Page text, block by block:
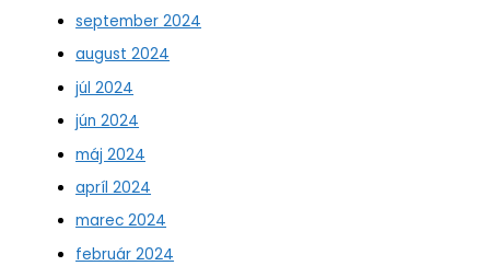
september 2024
august 2024
júl 2024
jún 2024
máj 2024
apríl 2024
marec 2024
február 2024